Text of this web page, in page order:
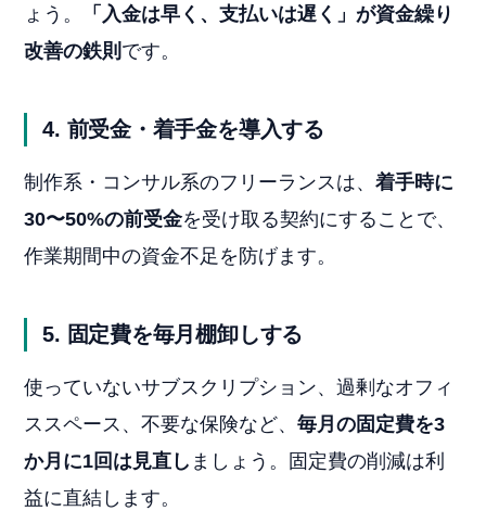
ょう。
「入金は早く、支払いは遅く」が資金繰り
改善の鉄則 です。
4. 前受金・着手金を導入する
制作系・コンサル系のフリーランスは、着手時に
30〜50%の前受金を受け取る契約にすることで、
作業期間中の資金不足を防げます。
5. 固定費を毎月棚卸しする
使っていないサブスクリプション、過剰なオフィ
ススペース、不要な保険など、毎月の固定費を3
か月に1回は見直し ましょう。固定費の削減は利
益に直結します。